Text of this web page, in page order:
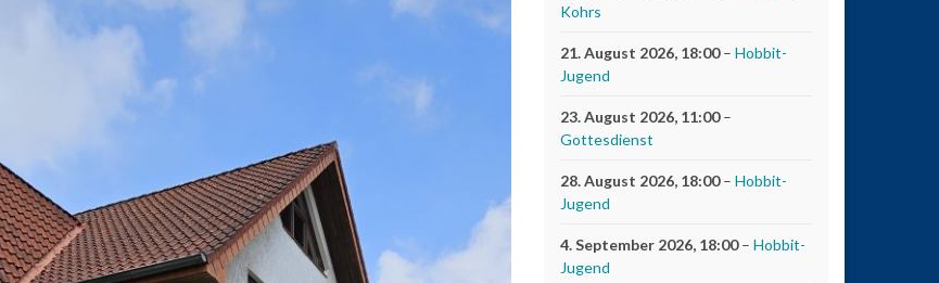
Kohrs
21. August 2026, 18:00– Hobbit-
Jugend
23. August 2026, 11:00–
Gottesdienst
28. August 2026, 18:00– Hobbit-
Jugend
4. September 2026, 18:00– Hobbit-
Jugend